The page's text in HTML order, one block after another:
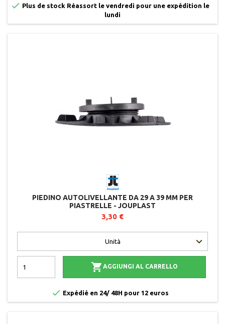
 Plus de stock Réassort le vendredi pour une expédition le
lundi
PIEDINO AUTOLIVELLANTE DA 29 A 39 MM PER
PIASTRELLE - JOUPLAST
3,30 €
 AGGIUNGI AL CARRELLO
 Expédié en 24/ 48H pour 12 euros